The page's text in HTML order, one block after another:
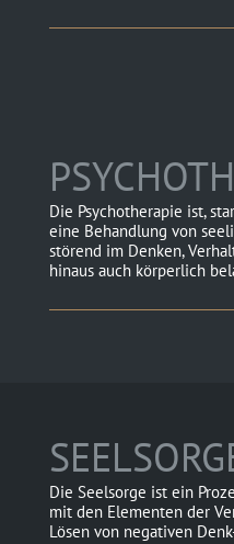
Die Psychotherapie ist,
eine Behandlung von
störend im Denken,
hinaus auch körperlich
Die Seelsorge ist ein
mit den Elementen der
Lösen von negativen